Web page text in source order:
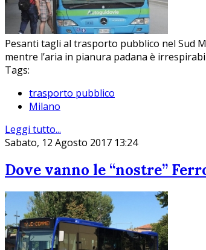
Pesanti tagli al trasporto pubblico nel Sud
mentre l’aria in pianura padana è
Tags:
trasporto pubblico
Milano
Leggi tutto...
Sabato, 12 Agosto 2017 13:24
Dove vanno le “nostre”